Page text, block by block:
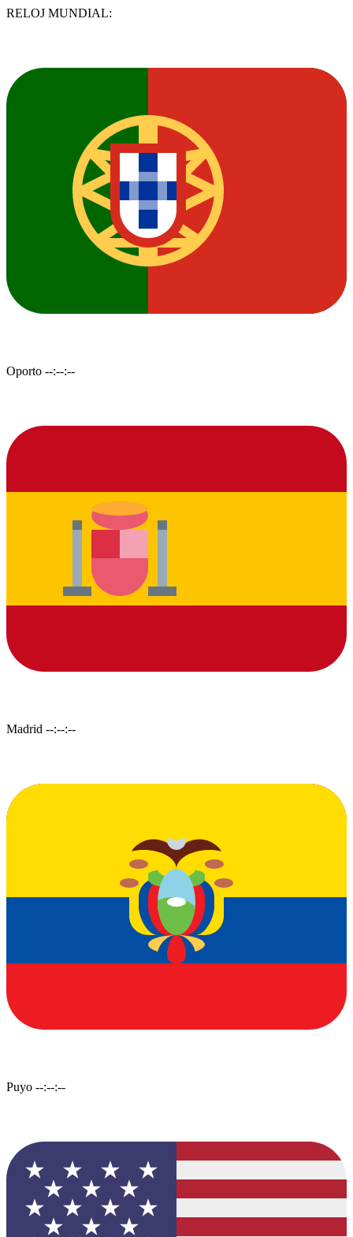
RELOJ MUNDIAL:
Oporto --:--:--
Madrid --:--:--
Puyo --:--:--